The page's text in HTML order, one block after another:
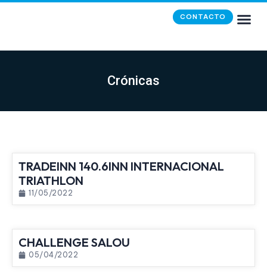
CONTACTO
Crónicas
TRADEINN 140.6INN INTERNACIONAL
TRIATHLON
11/05/2022
CHALLENGE SALOU
05/04/2022